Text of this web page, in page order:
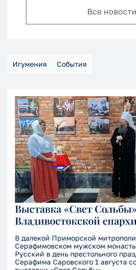
Все новости
Игумения События
Выставка «Свет
Владивостокской
В далекой Приморской
Серафимовском мужском
Русский в день престольного
Серафима Саровского 1 августа